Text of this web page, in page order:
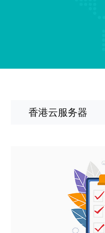
香港云服务器